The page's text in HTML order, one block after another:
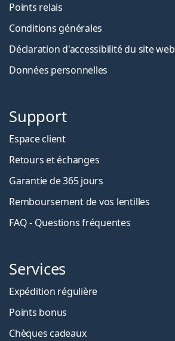
Points relais
Conditions générales
Déclaration d'accessibilité du site web
Données personnelles
Support
Espace client
Retours et échanges
Garantie de 365 jours
Remboursement de vos lentilles
FAQ - Questions fréquentes
Services
Expédition régulière
Points bonus
Chèques cadeaux